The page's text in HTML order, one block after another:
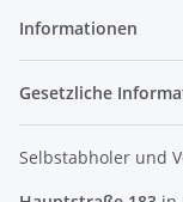
Informationen
Gesetzliche
Selbstabholer und